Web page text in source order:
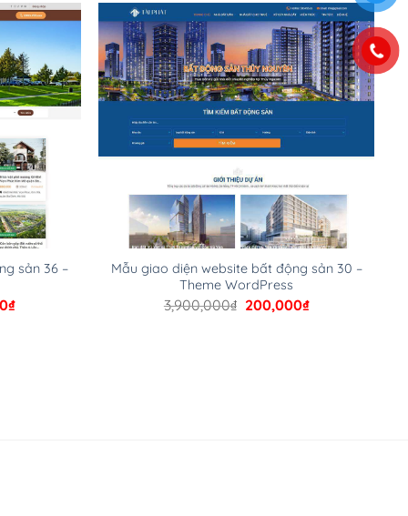
sản 36 –
₫Giá
Mẫu giao diện website bất động sản 30 –
Theme WordPress
3,900,000₫ Giá
200,000₫Giá